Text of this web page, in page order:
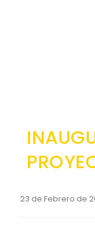
Plan
PRESUPUESTO:
Cédulas
23 de Febrero de